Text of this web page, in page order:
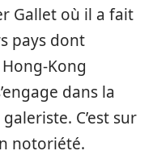
Gallet où il a fait
pays dont
Hong-Kong
dans la
C’est sur
notoriété.